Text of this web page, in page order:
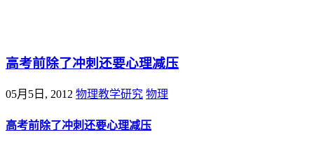
高考前除了冲刺还要心理减压
05月5日, 2012 物理教学研究 物理
高考前除了冲刺还要心理减压